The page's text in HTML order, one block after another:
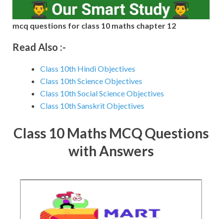
mcq questions for class 10 maths chapter 12
Read Also :-
Class 10th Hindi Objectives
Class 10th Science Objectives
Class 10th Social Science Objectives
Class 10th Sanskrit Objectives
Class 10 Maths MCQ Questions
with Answers